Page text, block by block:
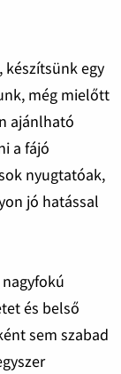
készítsünk egy
még mielőtt
ajánlható
a fájó
nyugtatóak,
jó hatással
és belső
sem szabad